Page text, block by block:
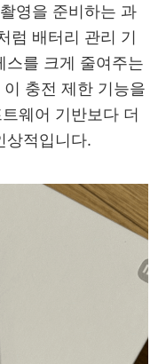
영을 준비하는 과
럼 배터리 관리 기
스를 크게 줄여주는
충전 제한 기능을
웨어 기반보다 더
상적입니다.